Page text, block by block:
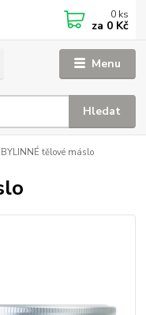
Menu
Hledat
0 ks
za 0 Kč
BYLINNÉ tělové máslo